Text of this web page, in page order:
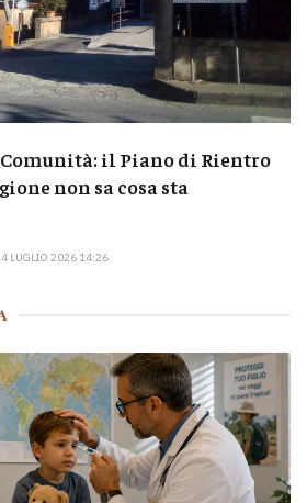
Comunità: il Piano di Rientro
non sa cosa sta
LUGLIO 2026 14:26